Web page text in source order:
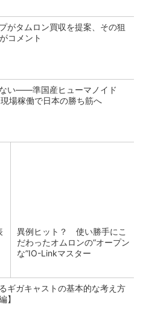
がタムロン買収を提案、その狙
コメント
い――準国産ヒューマノイド
現場稼働で日本の勝ち筋へ
異例ヒット？ 使い勝手にこ
だわったオムロンの“オープン
な”IO-Linkマスター
ギガキャストの基本的な考え方
】